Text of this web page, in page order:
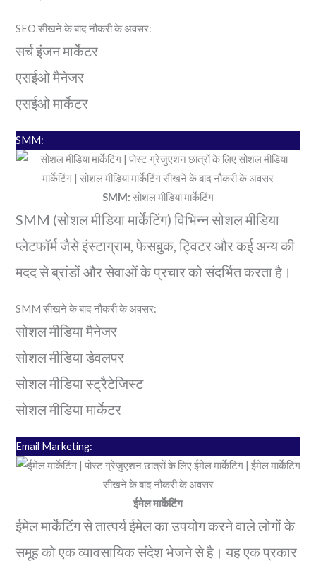
SEO सीखने के बाद नौकरी के अवसर:
सर्च इंजन मार्केटर
एसईओ मैनेजर
एसईओ मार्केटर
SMM:
SMM: सोशल मीडिया मार्केटिंग
SMM (सोशल मीडिया मार्केटिंग) विभिन्न सोशल मीडिया
प्लेटफॉर्म जैसे इंस्टाग्राम, फेसबुक, ट्विटर और कई अन्य की
मदद से ब्रांडों और सेवाओं के प्रचार को संदर्भित करता है।
SMM सीखने के बाद नौकरी के अवसर:
सोशल मीडिया मैनेजर
सोशल मीडिया डेवलपर
सोशल मीडिया स्ट्रैटेजिस्ट
सोशल मीडिया मार्केटर
Email Marketing:
ईमेल मार्केटिंग
ईमेल मार्केटिंग से तात्पर्य ईमेल का उपयोग करने वाले लोगों के
समूह को एक व्यावसायिक संदेश भेजने से है। यह एक प्रकार